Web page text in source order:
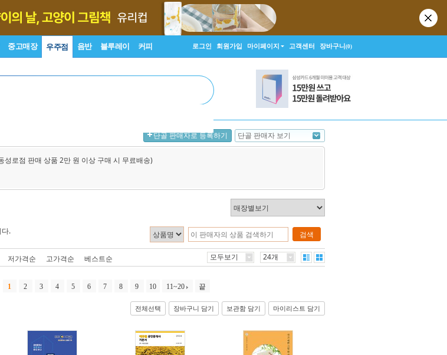
중고매장 우주점 음반 블루레이 커피 로그인 회원가입 마이페이지 고객센터 장바구니(0)
단골 판매자로 등록하기 단골 판매자 보기
성로점 판매 상품 2만 원 이상 구매 시 무료배송)
검색
다.
저가격순 고가격순 베스트순 모두보기 24개
1 2 3 4 5 6 7 8 9 10 11~20 끝
전체선택 장바구니 담기 보관함 담기 마이리스트 담기